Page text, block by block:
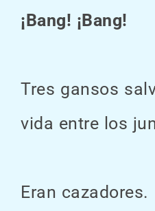
¡Bang! ¡Bang!
Tres gansos
vida entre los
Eran cazadores.